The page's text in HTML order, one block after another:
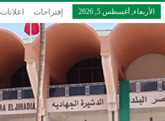
الأربعاء, أغسطس 5, 2026 إقتراحات اعلانات